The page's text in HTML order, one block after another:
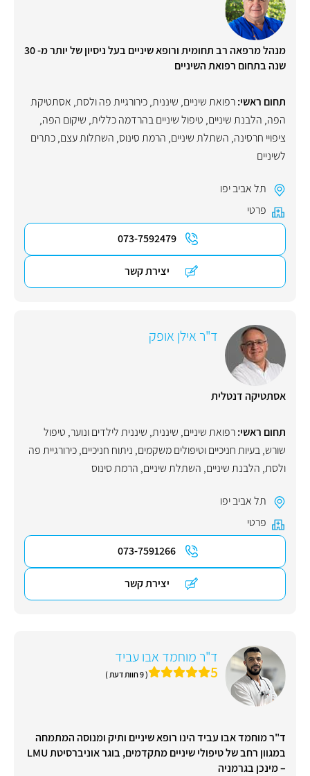
מנהל מרפאה רב תחומית ורופא שיניים בעל ניסיון של יותר מ- 30
שנה בתחום רפואת השיניים
תחום ראשי:רפואת שיניים, שיננית,כירורגיית פה ולסת, אסתטיקת
הפה, הלבנת שיניים, טיפול שיניים בהרדמה כללית, שיקום הפה,
ציפויי חרסינה, השתלת שיניים, הרמת סינוס, השתלות עצם,כתרים
לשיניים
תל אביב יפו
פרטי
073-7592479
יצירת קשר
ד"ר אילן אופק
אסתטיקה דנטלית
תחום ראשי:רפואת שיניים, שיננית, שיננית לילדים ונוער, טיפול
שורש,בעיות חניכיים וטיפולים משקמים, ניתוח חניכיים,כירורגיית פה
ולסת, הלבנת שיניים, השתלת שיניים, הרמת סינוס
תל אביב יפו
פרטי
073-7591266
יצירת קשר
ד"ר מוחמד אבו עביד
5 ( 9 חוות דעת )
ד"ר מוחמד אבו עביד הינו רופא שיניים ותיק ומנוסה המתמחה
במגוון רחב של טיפולי שיניים מתקדמים, בוגר אוניברסיטת LMU
– מינכן בגרמניה